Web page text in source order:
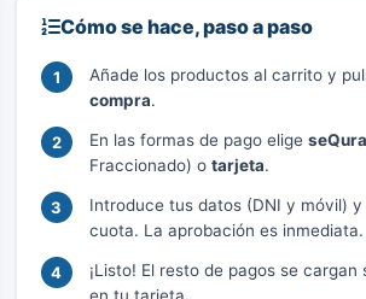
Cómo se hace, paso a paso
Añade los productos al carrito y
compra.
En las formas de pago elige seQura
Fraccionado) o tarjeta.
Introduce tus datos (DNI y móvil) y
cuota. La aprobación es inmediata.
¡Listo! El resto de pagos se cargan
en tu tarjeta.